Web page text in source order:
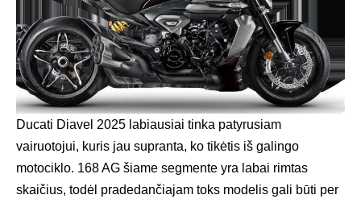
Ducati Diavel 2025 labiausiai tinka patyrusiam
vairuotojui, kuris jau supranta, ko tikėtis iš galingo
motociklo. 168 AG šiame segmente yra labai rimtas
skaičius, todėl pradedančiajam toks modelis gali būti per